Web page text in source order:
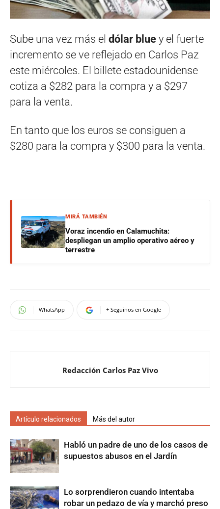
Sube una vez más el dólar blue y el fuerte
incremento se ve reflejado en Carlos Paz
este miércoles. El billete estadounidense
cotiza a $282 para la compra y a $297
para la venta.
En tanto que los euros se consiguen a
$280 para la compra y $300 para la venta.
MIRÁ TAMBIÉN
Voraz incendio en Calamuchita:
despliegan un amplio operativo aéreo y
terrestre
WhatsApp + Seguinos en Google
Redacción Carlos Paz Vivo
Artículo relacionados Más del autor
Habló un padre de uno de los casos de
supuestos abusos en el Jardín
Lo sorprendieron cuando intentaba
robar un pedazo de vía y marchó preso